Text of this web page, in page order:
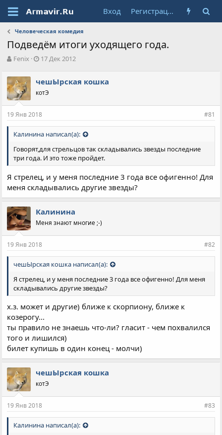
Вход Регистрация
Человеческая комедия
Подведём итоги уходящего года.
А
т
о
р
т
е
ы
Fenix
Д
а
н
ч
л
а
17 Дек 2012
чешЫрская кошка
котЭ
19 Янв 2018 #81
Калинина написал(а):
Говорят,для стрельцов так складывались звезды последние
три года. И это тоже пройдет.
Я стрелец, и у меня последние 3 года все офигенно! Для
меня складывались другие звезды?
Калинина
Меня знают многие ;-)
19 Янв 2018 #82
чешЫрская кошка написал(а):
Я стрелец, и у меня последние 3 года все офигенно! Для меня
складывались другие звезды?
х.з. может и другие) ближе к скорпиону, ближе к
козерогу...
ты правило не знаешь что-ли? гласит - чем похвалился
того и лишился)
билет купишь в один конец - молчи)
чешЫрская кошка
котЭ
19 Янв 2018 #83
Калинина написал(а):